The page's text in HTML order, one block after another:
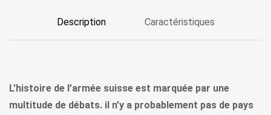
Description Caractéristiques
L’histoire de l’armée suisse est marquée par une
multitude de débats. il n’y a probablement pas de pays